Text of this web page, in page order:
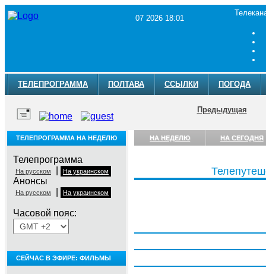
07 2026 18:01
ТЕЛЕПРОГРАММА ПОЛТАВА ССЫЛКИ ПОГОДА
Предыдущая
ТЕЛЕПРОГРАММА НА НЕДЕЛЮ
Телепрограмма
На русском На украинском
Анонсы
На русском На украинском
Часовой пояс:
СЕЙЧАС В ЭФИРЕ: ФИЛЬМЫ
НА НЕДЕЛЮ НА СЕГОДНЯ